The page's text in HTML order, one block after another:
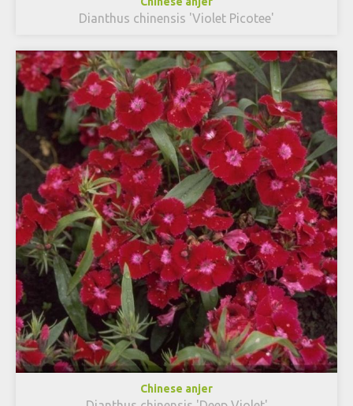
Dianthus chinensis 'Violet Picotee'
Chinese anjer